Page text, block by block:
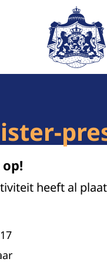
Naar de
heeft al